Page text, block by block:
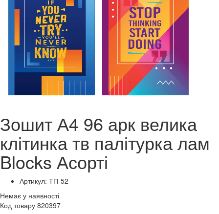
Зошит А4 96 арк велика
клітинка тв палітурка лам
Blocks Асорті
Артикул: ТП-52
Немає у наявності
Код товару 820397